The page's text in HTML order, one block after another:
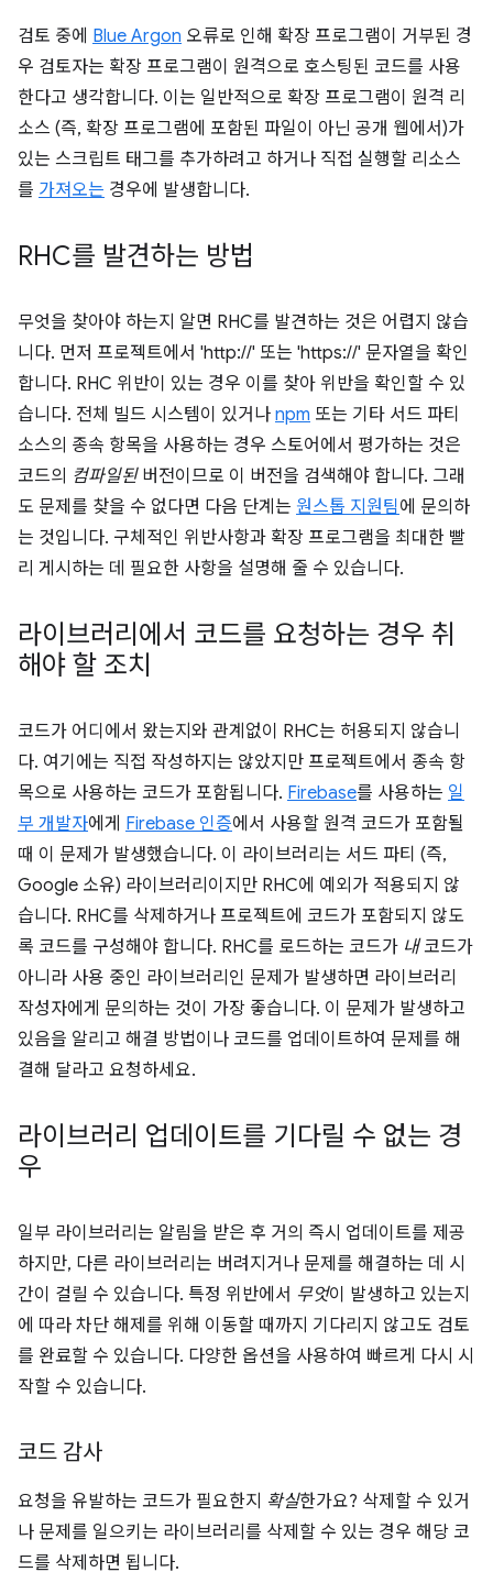
검토 중에 Blue Argon 오류로 인해 확장 프로그램이 거부된 경
우 검토자는 확장 프로그램이 원격으로 호스팅된 코드를 사용
한다고 생각합니다. 이는 일반적으로 확장 프로그램이 원격 리
소스 (즉, 확장 프로그램에 포함된 파일이 아닌 공개 웹에서)가
있는 스크립트 태그를 추가하려고 하거나 직접 실행할 리소스
를 가져오는 경우에 발생합니다.
RHC를 발견하는 방법
무엇을 찾아야 하는지 알면 RHC를 발견하는 것은 어렵지 않습
니다. 먼저 프로젝트에서 'http://' 또는 'https://' 문자열을 확인
합니다. RHC 위반이 있는 경우 이를 찾아 위반을 확인할 수 있
습니다. 전체 빌드 시스템이 있거나 npm 또는 기타 서드 파티
소스의 종속 항목을 사용하는 경우 스토어에서 평가하는 것은
코드의 컴파일된버전이므로 이 버전을 검색해야 합니다. 그래
도 문제를 찾을 수 없다면 다음 단계는 원스톱 지원팀에 문의하
는 것입니다. 구체적인 위반사항과 확장 프로그램을 최대한 빨
리 게시하는 데 필요한 사항을 설명해 줄 수 있습니다.
라이브러리에서 코드를 요청하는 경우 취
해야 할 조치
코드가 어디에서 왔는지와 관계없이 RHC는 허용되지 않습니
다. 여기에는 직접 작성하지는 않았지만 프로젝트에서 종속 항
목으로 사용하는 코드가 포함됩니다. Firebase를 사용하는 일
부 개발자에게 Firebase 인증에서 사용할 원격 코드가 포함될
때 이 문제가 발생했습니다. 이 라이브러리는 서드 파티 (즉,
Google 소유) 라이브러리이지만 RHC에 예외가 적용되지 않
습니다. RHC를 삭제하거나 프로젝트에 코드가 포함되지 않도
록 코드를 구성해야 합니다. RHC를 로드하는 코드가 내코드가
아니라 사용 중인 라이브러리인 문제가 발생하면 라이브러리
작성자에게 문의하는 것이 가장 좋습니다. 이 문제가 발생하고
있음을 알리고 해결 방법이나 코드를 업데이트하여 문제를 해
결해 달라고 요청하세요.
라이브러리 업데이트를 기다릴 수 없는 경
우
일부 라이브러리는 알림을 받은 후 거의 즉시 업데이트를 제공
하지만, 다른 라이브러리는 버려지거나 문제를 해결하는 데 시
간이 걸릴 수 있습니다. 특정 위반에서 무엇이 발생하고 있는지
에 따라 차단 해제를 위해 이동할 때까지 기다리지 않고도 검토
를 완료할 수 있습니다. 다양한 옵션을 사용하여 빠르게 다시 시
작할 수 있습니다.
코드 감사
요청을 유발하는 코드가 필요한지 확실한가요? 삭제할 수 있거
나 문제를 일으키는 라이브러리를 삭제할 수 있는 경우 해당 코
드를 삭제하면 됩니다.